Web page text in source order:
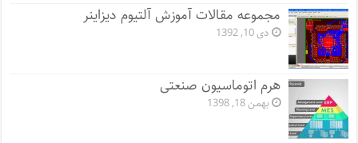
مجموعه مقالات آموزش آلتیوم دیزاینر
دی 10, 1392
هرم اتوماسیون صنعتی
بهمن 18, 1398